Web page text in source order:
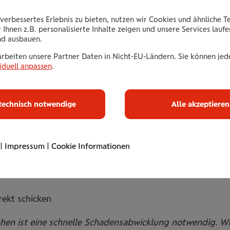
Verwüstung in vielen Bundesländern. Besonders
Vermurungen und Überschwemmungen.
sind noch immer im Dauer- und
früher begonnen. Seit Jänner registrierten wir
Naturkatastrophen weiterhin so stark sind, werden
Doris Wendler .
Schadensmeldung zur Verfügung:
350 355
schicken
ist eine schnelle Schadensabwicklung notwendig.
Erlebnis zu bieten, nutzen wir Cookies und ähnliche
Ihnen z.B. personalisierte Inhalte zeigen und unsere Services
ausbauen.
unsere Partner Daten in Nicht-EU-Ländern. Sie können
anpassen.
notwendige Alle akzeptieren
| Impressum | Cookie Informationen